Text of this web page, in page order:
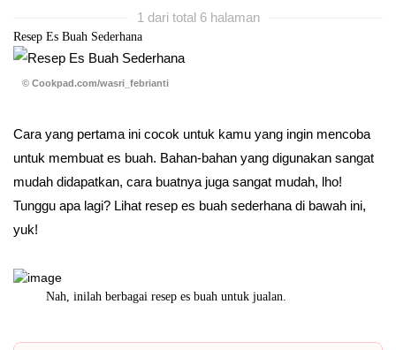
1 dari total 6 halaman
Resep Es Buah Sederhana
© Cookpad.com/wasri_febrianti
Cara yang pertama ini cocok untuk kamu yang ingin mencoba
untuk membuat es buah. Bahan-bahan yang digunakan sangat
mudah didapatkan, cara buatnya juga sangat mudah, lho!
Tunggu apa lagi? Lihat resep es buah sederhana di bawah ini,
yuk!
es buah untuk jualan. Membuat es buah untuk jualan tak perlu